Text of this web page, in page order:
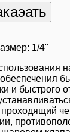
1/4"
и быстрого